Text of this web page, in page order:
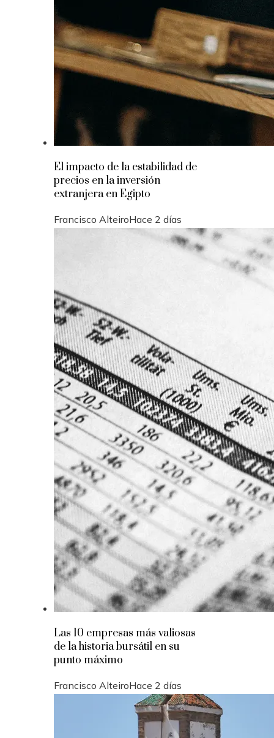
El impacto de la estabilidad de
precios en la inversión
extranjera en Egipto
Francisco AlteiroHace 2 días
Las 10 empresas más valiosas
de la historia bursátil en su
punto máximo
Francisco AlteiroHace 2 días